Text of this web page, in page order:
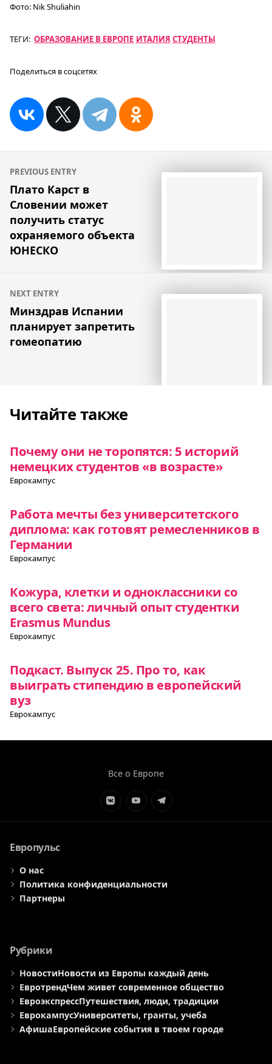
Фото: Nik Shuliahin
ТЕГИ: ОБРАЗОВАНИЕ В ЕВРОПЕ ИТАЛИЯ СТУДЕНТЫ
Поделиться в соцсетях
Навигация
по
записям
PREVIOUS ENTRY
Плато Карст в
Словении может
получить статус
охраняемого объекта
ЮНЕСКО
NEXT ENTRY
Минздрав Испании
планирует запретить
гомеопатию
Читайте также
Почему они не торопятся: 5 историй
немецких студентов «в возрасте»
Еврокампус
Работа мечты без университетского
диплома: как готовят ремесленников в
Германии
Еврокампус
Кожура, клетки и одноклассники со
всего света: личный опыт студентки
Erasmus Mundus
Еврокампус
Подкаст. Выпуск 25. Про то, как
выиграть стипендию в европейский
вуз
Еврокампус
Все о Европе
ЭлементЭлементЭлемент
Европульс
О нас
Политика конфиденциальности
Партнеры
Рубрики
НовостиНовости из Европы каждый день
ЕвротрендЧем живет современное общество
ЕвроэкспрессПутешествия, люди, традиции
ЕврокампусУниверситеты, гранты, учеба
АфишаЕвропейские события в твоем городе